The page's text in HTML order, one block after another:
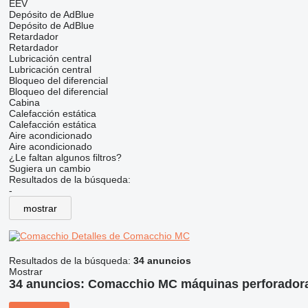
EEV
Depósito de AdBlue
Depósito de AdBlue
Retardador
Retardador
Lubricación central
Lubricación central
Bloqueo del diferencial
Bloqueo del diferencial
Cabina
Calefacción estática
Calefacción estática
Aire acondicionado
Aire acondicionado
¿Le faltan algunos filtros?
Sugiera un cambio
Resultados de la búsqueda:
-
mostrar
Detalles de Comacchio MC
Resultados de la búsqueda: 34 anuncios
Mostrar
34 anuncios: Comacchio MC máquinas